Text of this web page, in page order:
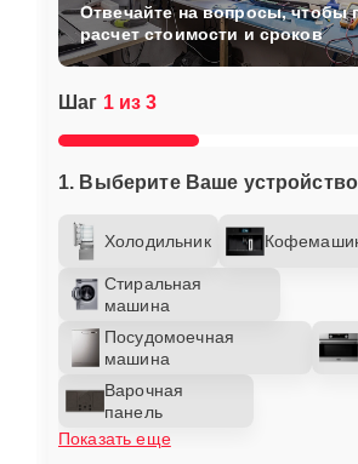
Шаг 1 из 3
1. Выберите Ваше устройство
Холодильник
Стиральная
машина
Посудомоечная
машина
Варочная
панель
Показать еще
Отвечайте на вопросы, чтобы
расчет стоимости и сроков